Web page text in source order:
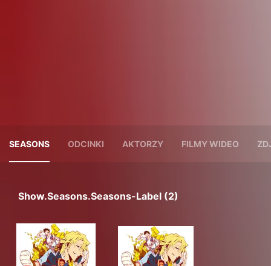
SEASONS ODCINKI AKTORZY FILMY WIDEO
Show.seasons.seasons-Label (2)